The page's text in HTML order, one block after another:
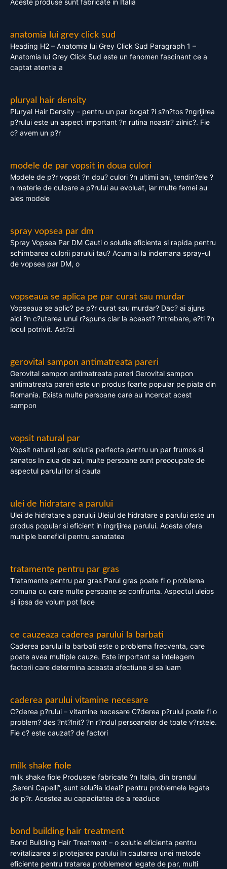
Aceste produse sunt fabricate in Italia
anatomia lui grey click sud
Heading H2 – Anatomia lui Grey Click Sud Paragraph 1 –
Anatomia lui Grey Click Sud este un fenomen fascinant ce a
captat atentia a
pluryal hair density
Pluryal Hair Density – pentru un par bogat ?i s?n?tos ?ngrijirea
p?rului este un aspect important ?n rutina noastr? zilnic?. Fie
c? avem un p?r
modele de par vopsit in doua culori
Modele de p?r vopsit ?n dou? culori ?n ultimii ani, tendin?ele ?
n materie de culoare a p?rului au evoluat, iar multe femei au
ales modele
spray vopsea par dm
Spray Vopsea Par DM Cauti o solutie eficienta si rapida pentru
schimbarea culorii parului tau? Acum ai la indemana spray-ul
de vopsea par DM, o
vopseaua se aplica pe par curat sau murdar
Vopseaua se aplic? pe p?r curat sau murdar? Dac? ai ajuns
aici ?n c?utarea unui r?spuns clar la aceast? ?ntrebare, e?ti ?n
locul potrivit. Ast?zi
gerovital sampon antimatreata pareri
Gerovital sampon antimatreata pareri Gerovital sampon
antimatreata pareri este un produs foarte popular pe piata din
Romania. Exista multe persoane care au incercat acest
sampon
vopsit natural par
Vopsit natural par: solutia perfecta pentru un par frumos si
sanatos In ziua de azi, multe persoane sunt preocupate de
aspectul parului lor si cauta
ulei de hidratare a parului
Ulei de hidratare a parului Uleiul de hidratare a parului este un
produs popular si eficient in ingrijirea parului. Acesta ofera
multiple beneficii pentru sanatatea
tratamente pentru par gras
Tratamente pentru par gras Parul gras poate fi o problema
comuna cu care multe persoane se confrunta. Aspectul uleios
si lipsa de volum pot face
ce cauzeaza caderea parului la barbati
Caderea parului la barbati este o problema frecventa, care
poate avea multiple cauze. Este important sa intelegem
factorii care determina aceasta afectiune si sa luam
caderea parului vitamine necesare
C?derea p?rului – vitamine necesare C?derea p?rului poate fi o
problem? des ?nt?lnit? ?n r?ndul persoanelor de toate v?rstele.
Fie c? este cauzat? de factori
milk shake fiole
milk shake fiole Produsele fabricate ?n Italia, din brandul
„Sereni Capelli”, sunt solu?ia ideal? pentru problemele legate
de p?r. Acestea au capacitatea de a readuce
bond building hair treatment
Bond Building Hair Treatment – o solutie eficienta pentru
revitalizarea si protejarea parului In cautarea unei metode
eficiente pentru tratarea problemelor legate de par, multi